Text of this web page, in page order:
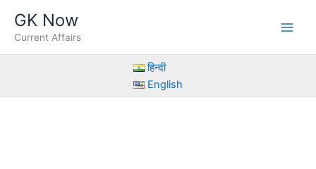
content
GK Now
Current Affairs
हिन्दी
English